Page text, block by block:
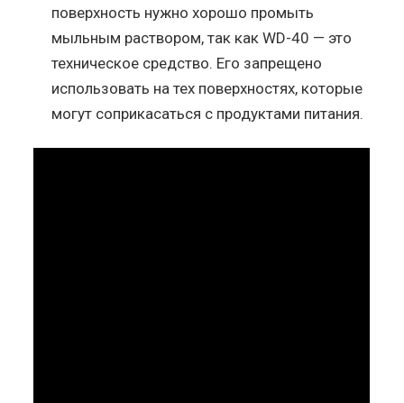
поверхность нужно хорошо промыть
мыльным раствором, так как WD-40 — это
техническое средство. Его запрещено
использовать на тех поверхностях, которые
могут соприкасаться с продуктами питания.